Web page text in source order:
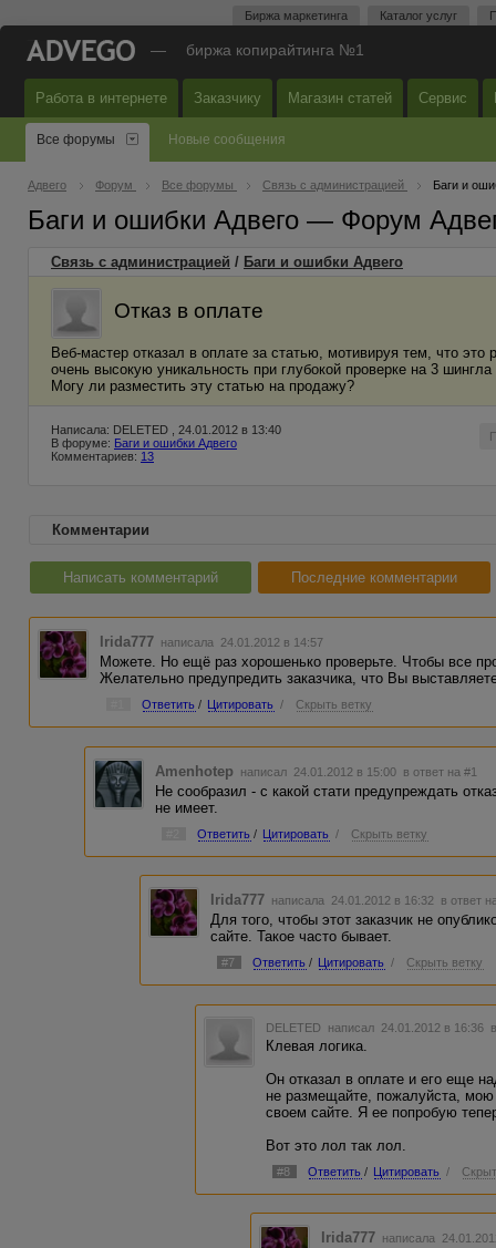
Биржа маркетинга Каталог услуг
— биржа копирайтинга №1
Работа в интернете Заказчику Магазин статей Сервис
Все форумы Новые сообщения
Адвего Форум Все форумы Связь с администрацией Баги и
Баги и ошибки Адвего — Форум
Связь с администрацией / Баги и ошибки Адвего
Отказ в оплате
Веб-мастер отказал в оплате за статью, мотивируя тем, что
очень высокую уникальность при глубокой проверке на 3
Могу ли разместить эту статью на продажу?
Написала: DELETED , 24.01.2012 в 13:40
В форуме: Баги и ошибки Адвего
Комментариев: 13
Комментарии
Написать комментарий Последние комментарии
Irida777 написала 24.01.2012 в 14:57
Можете. Но ещё раз хорошенько проверьте. Чтобы все
Желательно предупредить заказчика, что Вы
Ответить / Цитировать / Скрыть ветку
Amenhotep написал 24.01.2012 в 15:00 в ответ на #1
Не сообразил - с какой стати предупреждать
не имеет.
Ответить / Цитировать / Скрыть ветку
Irida777 написала 24.01.2012 в 16:32 в ответ
Для того, чтобы этот заказчик не
сайте. Такое часто бывает.
#7 Ответить / Цитировать / Скрыть ветку
DELETED написал 24.01.2012 в 16:36
Клевая логика.
Он отказал в оплате и его еще
не размещайте, пожалуйста,
своем сайте. Я ее попробую
Вот это лол так лол.
#8 Ответить / Цитировать /
Irida777 написала